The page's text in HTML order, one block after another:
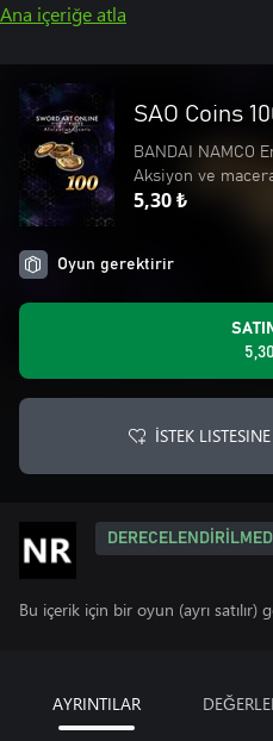
Ana içeriğe atla
SAO Coins
BANDAI NAMCO
Aksiyon ve
5,30 ₺
Oyun gerektirir
İSTEK
DERECELENDIRILMEDI
Bu içerik için bir oyun (ayrı satılır)
AYRINTILAR